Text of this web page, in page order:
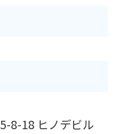
8-18 ヒノデビル